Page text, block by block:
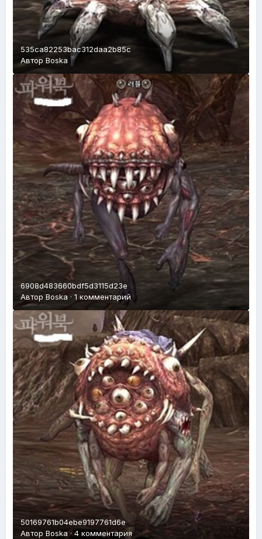
535ca82253bac312daa2b85c
Автор Boska
6908d483660bdf5d3115d23e
Автор Boska · 1 комментарий
50169761b04ebe9197761d6e
Автор Boska · 4 комментария